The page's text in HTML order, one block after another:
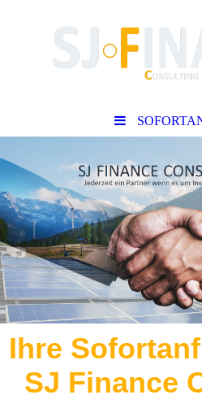
Ihre
SJ Finance